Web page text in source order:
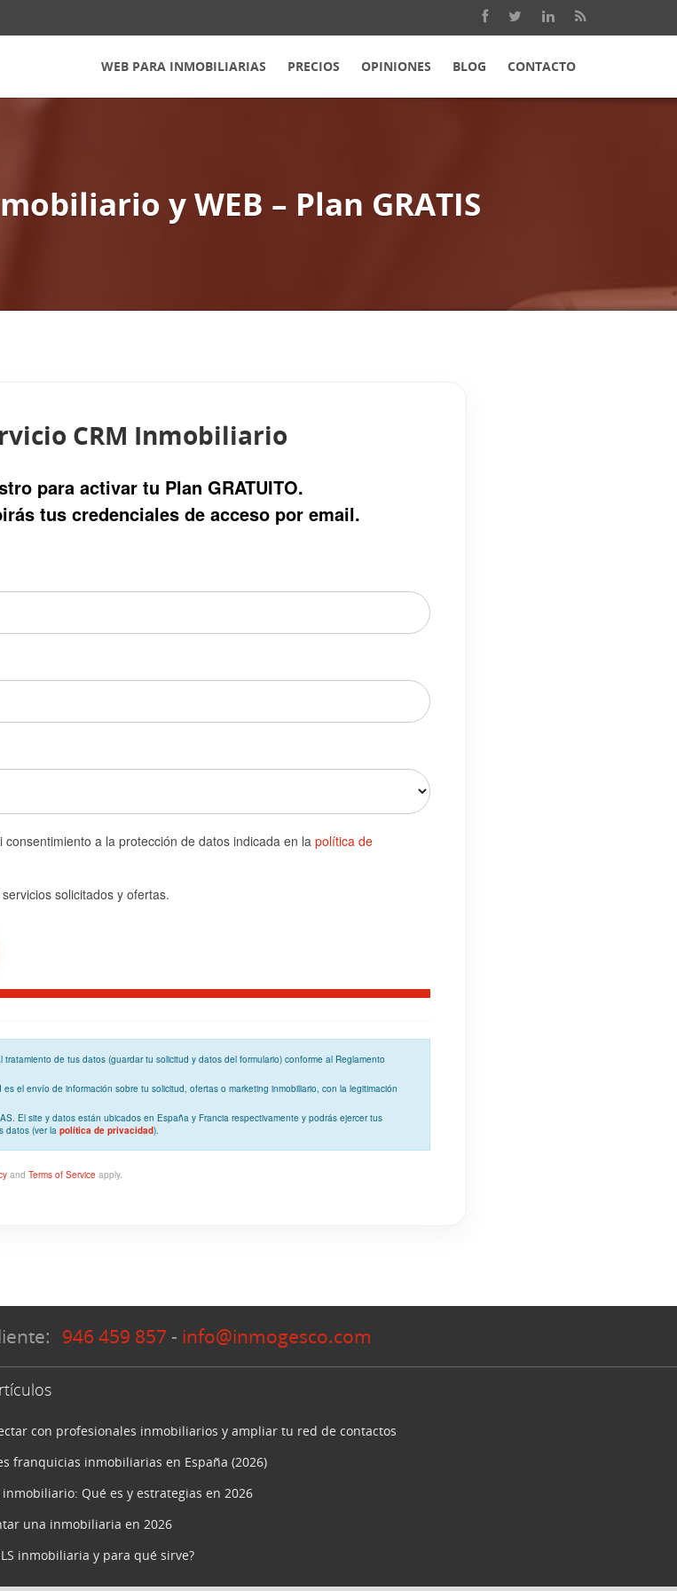
WEB PARA INMOBILIARIAS PRECIOS OPINIONES BLOG CONTACTO
y WEB – Plan GRATIS
CRM Inmobiliario
para activar tu Plan GRATUITO.
tus credenciales de acceso por email.
a la protección de datos indicada en la política de
solicitados y ofertas.
tratamiento de tus datos (guardar tu solicitud y datos del formulario) conforme al Reglamento
es el envío de información sobre tu solicitud, ofertas o marketing inmobiliario, con la legitimación
El site y datos están ubicados en España y Francia respectivamente y podrás ejercer tus
datos (ver la política de privacidad).
and Terms of Service apply.
946 459 857 - info@inmogesco.com
con profesionales inmobiliarios y ampliar tu red de contactos
franquicias inmobiliarias en España (2026)
Qué es y estrategias en 2026
una inmobiliaria en 2026
inmobiliaria y para qué sirve?